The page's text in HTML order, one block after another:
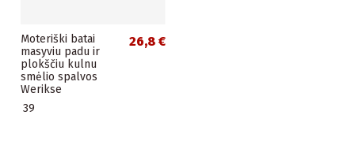
Moteriški batai
masyviu padu ir
plokščiu kulnu
smėlio spalvos
Werikse
26,8 €
39